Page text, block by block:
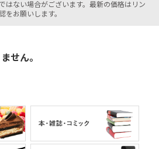
はない場合がございます。最新の価格はリン
をお願いします。
せん。